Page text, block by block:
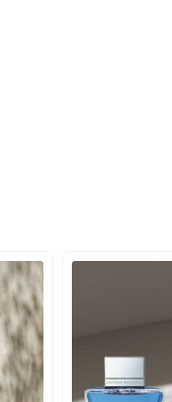
و چوب صندل سفید
را به عطر می دهند و